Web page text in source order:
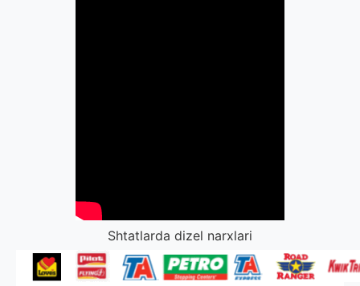
Shtatlarda dizel narxlari